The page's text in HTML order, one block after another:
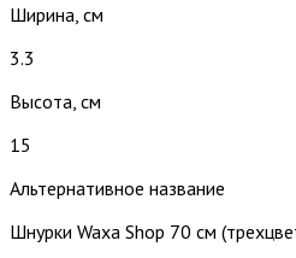
Ширина, см
3.3
Высота, см
15
Альтернативное название
Шнурки Waxa Shop 70 см